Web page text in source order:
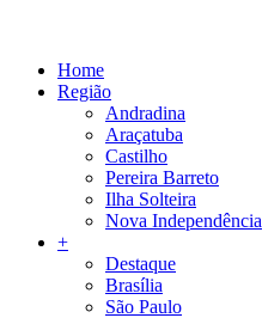
Home
Região
Andradina
Araçatuba
Castilho
Pereira Barreto
Ilha Solteira
Nova Independência
+
Destaque
Brasília
São Paulo